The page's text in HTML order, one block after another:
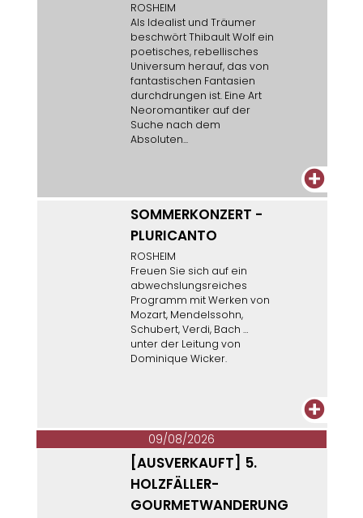
ROSHEIM
Als Idealist und Träumer
beschwört Thibault Wolf ein
poetisches, rebellisches
Universum herauf, das von
fantastischen Fantasien
durchdrungen ist. Eine Art
Neoromantiker auf der
Suche nach dem
Absoluten...
+
SOMMERKONZERT -
PLURICANTO
ROSHEIM
Freuen Sie sich auf ein
abwechslungsreiches
Programm mit Werken von
Mozart, Mendelssohn,
Schubert, Verdi, Bach …
unter der Leitung von
Dominique Wicker.
+
09/08/2026
[AUSVERKAUFT] 5.
HOLZFÄLLER-
GOURMETWANDERUNG